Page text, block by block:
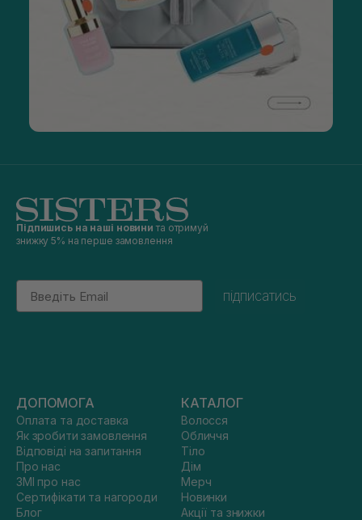
Підпишись на наші новини та отримуй
знижку 5% на перше замовлення
Email
підписатись
ДОПОМОГА
Оплата та доставка
Як зробити замовлення
Відповіді на запитання
Про нас
ЗМІ про нас
Сертифікати та нагороди
Блог
КАТАЛОГ
Волосся
Обличчя
Тіло
Дім
Мерч
Новинки
Акції та знижки